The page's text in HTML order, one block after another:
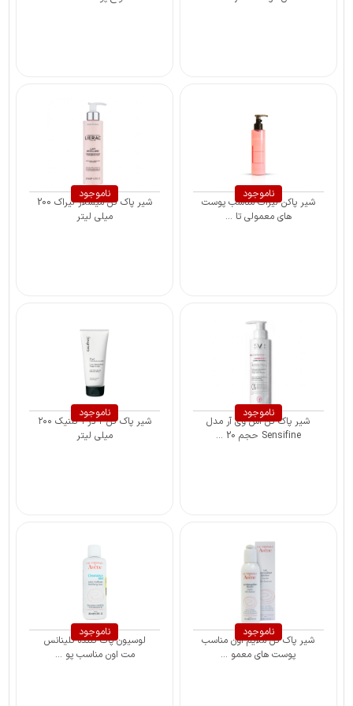
ناموجود
شیر پاکن لیراک مناسب پوست
های معمولی تا ...
ناموجود
شیر پاک کن میسلار لیراک 200
میلی لیتر
ناموجود
شیر پاک کن اس وی آر مدل
Sensifine حجم 20 ...
ناموجود
شیر پاک کن ۲ در ۱ گلنیک ۲۰۰
میلی لیتر
ناموجود
شیر پاک کن ملایم اون مناسب
پوست های معمو ...
ناموجود
لوسیون پاک کننده کلینانس
مت اون مناسب پو ...